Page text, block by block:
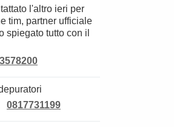
tim, partner ufficiale
spiegato tutto con il
0817731199